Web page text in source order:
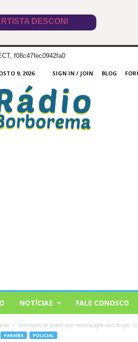
f08c47fec0942fa0
9, 2026 SIGN IN / JOIN BLOG
NOTÍCIAS FALE CONOSCO
Familiares de jovem que morreu após soco do pai,
PARAÍBA POLICIAL